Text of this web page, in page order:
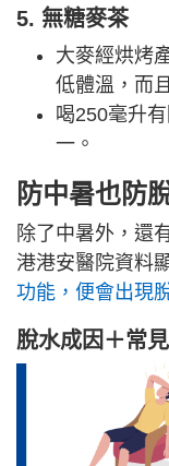
5. 無糖麥茶
大麥經烘烤
低體溫，而
喝250毫升
一。
防中暑也防
除了中暑外，還
港港安醫院資料
功能，便會出現
脫水成因＋